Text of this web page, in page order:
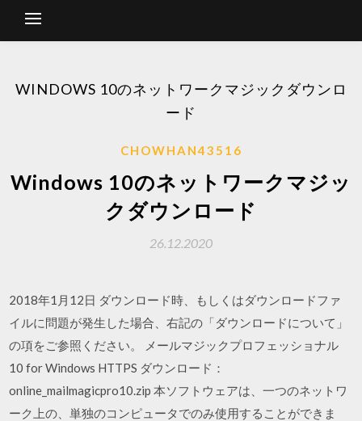
WINDOWS 10のネットワークマジックダウンロ
ード
CHOWHAN43516
Windows 10のネットワークマジッ
クダウンロード
26.12.2020
2018年1月12日 ダウンロード時、もしくはダウンロードファ
イルに問題が発生した場合、右記の「ダウンロードについて」
の項をご参照ください。 メールマジックプロフェッショナル
10 for Windows HTTPS ダウンロード：
online_mailmagicpro10.zip 本ソフトウェアは、一つのネットワ
ーク上の、単独のコンピュータでのみ使用することができま